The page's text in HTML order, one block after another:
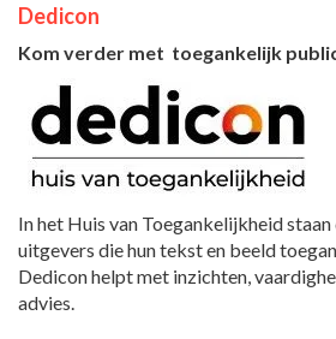
Dedicon
Kom verder met toegankelijk
In het Huis van Toegankelijkheid
uitgevers die hun tekst en beeld
Dedicon helpt met inzichten,
advies.